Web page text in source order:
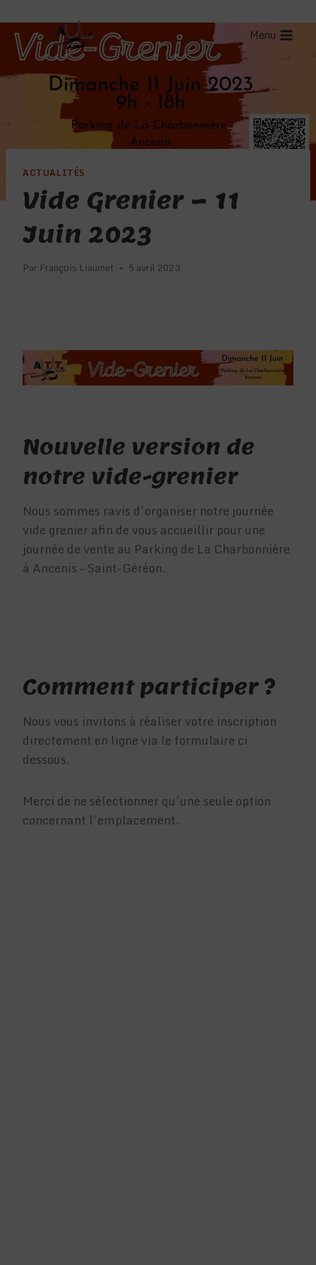
au
contenu
Menu
ACTUALITÉS
Vide Grenier – 11
Juin 2023
Par François Liaumet 5 avril 2023
Nouvelle version de
notre vide-grenier
Nous sommes ravis d’organiser notre journée
vide grenier afin de vous accueillir pour une
journée de vente au Parking de La Charbonnière
à Ancenis – Saint-Géréon.
Comment participer ?
Nous vous invitons à réaliser votre inscription
directement en ligne via le formulaire ci
dessous.
Merci de ne sélectionner qu’une seule option
concernant l’emplacement.